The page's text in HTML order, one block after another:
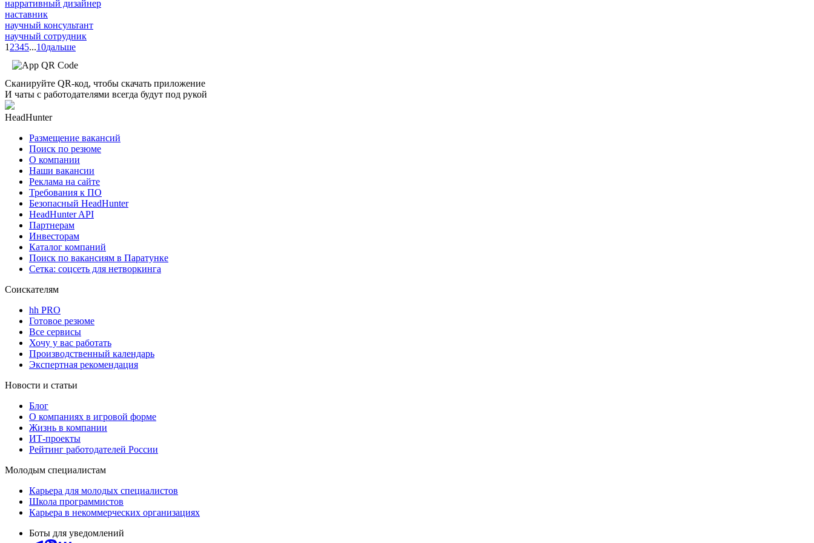
нарративный дизайнер
наставник
научный консультант
научный сотрудник
1 2345...10дальше
Сканируйте QR-код, чтобы скачать приложение
И чаты с работодателями всегда будут под рукой
HeadHunter
Размещение вакансий
Поиск по резюме
О компании
Наши вакансии
Реклама на сайте
Требования к ПО
Безопасный HeadHunter
HeadHunter API
Партнерам
Инвесторам
Каталог компаний
Поиск по вакансиям в Паратунке
Сетка: соцсеть для нетворкинга
Соискателям
hh PRO
Готовое резюме
Все сервисы
Хочу у вас работать
Производственный календарь
Экспертная рекомендация
Новости и статьи
Блог
О компаниях в игровой форме
Жизнь в компании
ИТ-проекты
Рейтинг работодателей России
Молодым специалистам
Карьера для молодых специалистов
Школа программистов
Карьера в некоммерческих организациях
Боты для уведомлений